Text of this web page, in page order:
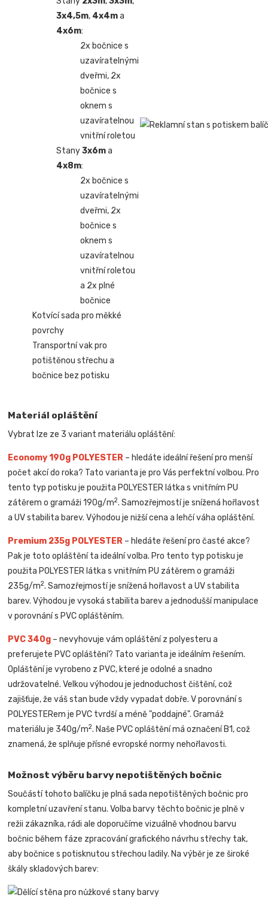
3x4,5m, 4x4ma
4x6m:
2x bočnice s
uzavíratelnými
dveřmi, 2x
bočnice s
oknem s
uzavíratelnou
vnitřní roletou
Stany3x6ma
4x8m:
2x bočnice s
uzavíratelnými
dveřmi, 2x
bočnice s
oknem s
uzavíratelnou
vnitřní roletou
a 2x plné
bočnice
Kotvící sada pro měkké
povrchy
Transportní vak pro
potištěnou střechu a
bočnice bez potisku
Materiál opláštění
Vybrat lze ze 3 variant materiálu opláštění:
Economy 190g POLYESTER – hledáte ideální řešení pro menší
počet akcí do roka? Tato varianta je pro Vás perfektní volbou. Pro
tento typ potisku je použita POLYESTER látka s vnitřním PU
zátěrem o gramáži 190g/m2. Samozřejmostí je snížená hořlavost
a UV stabilita barev. Výhodou je nižší cena a lehčí váha opláštění.
Premium 235g POLYESTER – hledáte řešení pro časté akce?
Pak je toto opláštění ta ideální volba. Pro tento typ potisku je
použita POLYESTER látka s vnitřním PU zátěrem o gramáži
235g/m2. Samozřejmostí je snížená hořlavost a UV stabilita
barev. Výhodou je vysoká stabilita barev a jednodušší manipulace
v porovnání s PVC opláštěním.
PVC 340g – nevyhovuje vám opláštění z polyesteru a
preferujete PVC opláštění? Tato varianta je ideálním řešením.
Opláštění je vyrobeno z PVC, které je odolné a snadno
udržovatelné. Velkou výhodou je jednoduchost čištění, což
zajišťuje, že váš stan bude vždy vypadat dobře. V porovnání s
POLYESTERem je PVC tvrdší a méně "poddajné". Gramáž
materiálu je 340g/m2. Naše PVC opláštění má označení B1, což
znamená, že splňuje přísné evropské normy nehořlavosti.
Možnost výběru barvy nepotištěných bočnic
Součástí tohoto balíčku je plná sada nepotištěných bočnic pro
kompletní uzavření stanu. Volba barvy těchto bočnic je plně v
režii zákazníka, rádi ale doporučíme vizuálně vhodnou barvu
bočnic během fáze zpracování grafického návrhu střechy tak,
aby bočnice s potisknutou střechou ladily. Na výběr je ze široké
škály skladových barev: